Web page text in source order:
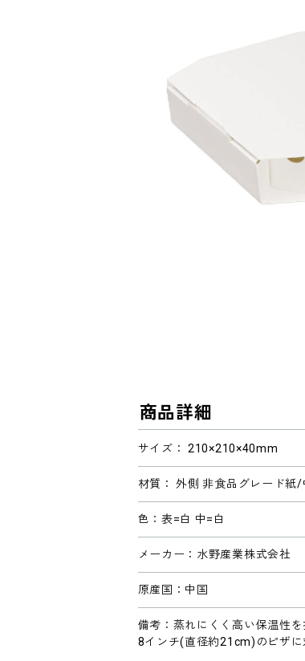
商品詳細
サイズ： 210×210×40mm
材質： 外側 非食品グレード紙
色：表=白 中=白
メーカー：水野産業株式会社
原産国：中国
備考：蒸れにくく高い保温性を
8インチ(直径約21cm)のピザに